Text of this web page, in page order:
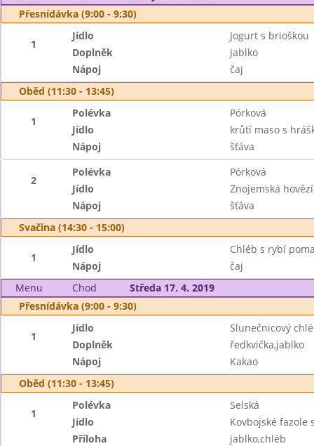
Přesnídávka (9:00 - 9:30)
1
Jídlo
Jogurt s brioškou
Doplněk
jablko
Nápoj
čaj
Oběd (11:30 - 13:45)
1
Polévka
Pórková
Jídlo
krůtí maso s
Nápoj
šťáva
2
Polévka
Pórková
Jídlo
Znojemská
Nápoj
šťáva
Svačina (14:30 - 15:00)
1
Jídlo
Chléb s rybí
Nápoj
čaj
Menu
Chod
Středa 17. 4. 2019
Přesnídávka (9:00 - 9:30)
1
Jídlo
Slunečnicový
Doplněk
ředkvička,jablko
Nápoj
Kakao
Oběd (11:30 - 13:45)
1
Polévka
Selská
Jídlo
Kovbojské fazole
Příloha
jablko,chléb